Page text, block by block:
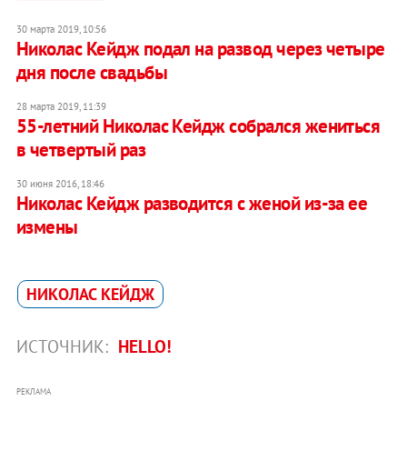
30 марта 2019, 10:56
​Николас Кейдж подал на развод через четыре
дня после свадьбы
28 марта 2019, 11:39
55-летний Николас Кейдж собрался жениться
в четвертый раз
30 июня 2016, 18:46
Николас Кейдж разводится с женой из-за ее
измены
НИКОЛАС КЕЙДЖ
ИСТОЧНИК: HELLO!
РЕКЛАМА